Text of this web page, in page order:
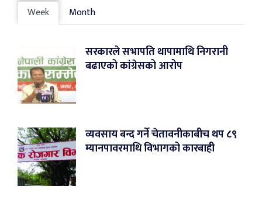
Week Month
सरकारले सभापति थापामाथि निगरानी
बढाएको कांग्रेसको आरोप
व्यवसाय बन्द गर्ने चेतावनीकाबीच थप ८९
म्यानपावरमाथि विभागको कारबाही